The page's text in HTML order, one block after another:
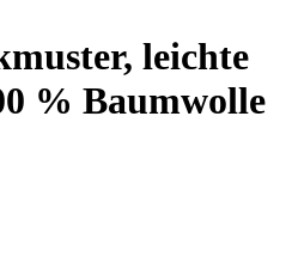
leichte
% Baumwolle